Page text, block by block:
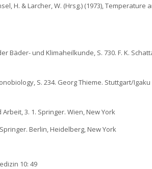
H. & Larcher, W. (Hrsg.) (1973), Temperature
Bäder- und Klimaheilkunde, S. 730. F. K.
S. 234. Georg Thieme. Stuttgart/
Arbeit, 3. 1. Springer. Wien, New York
Springer. Berlin, Heidelberg, New York
10: 49